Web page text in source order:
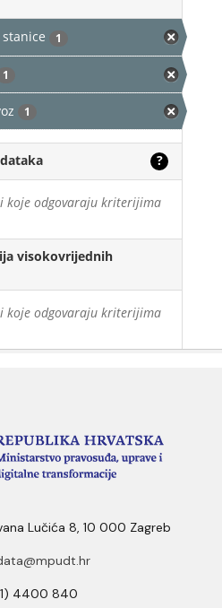
1
1
1
?
koje odgovaraju kriterijima
visokovrijednih
koje odgovaraju kriterijima